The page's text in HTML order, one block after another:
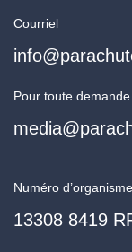
Courriel
Pour toute
Numéro
13308 8419